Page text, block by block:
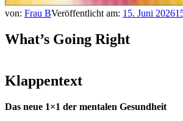
von: Frau BVeröffentlicht am: 15. Juni 2026
What’s Going Right
Klappentext
Das neue 1×1 der mentalen Gesundheit